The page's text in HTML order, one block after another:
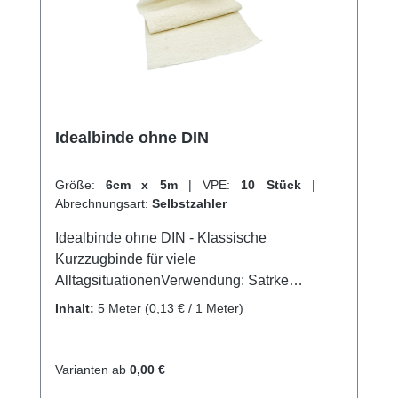
Idealbinde ohne DIN
Größe: 6cm x 5m | VPE: 10 Stück |
Abrechnungsart: Selbstzahler
Idealbinde ohne DIN - Klassische
Kurzzugbinde für viele
AlltagsituationenVerwendung: Satrke
Kompressionsverbände Gute Druck- und
Kompressionstherapie Sportverletzungen
Inhalt: 5 Meter (0,13 € / 1 Meter)
Varianten ab 0,00 €